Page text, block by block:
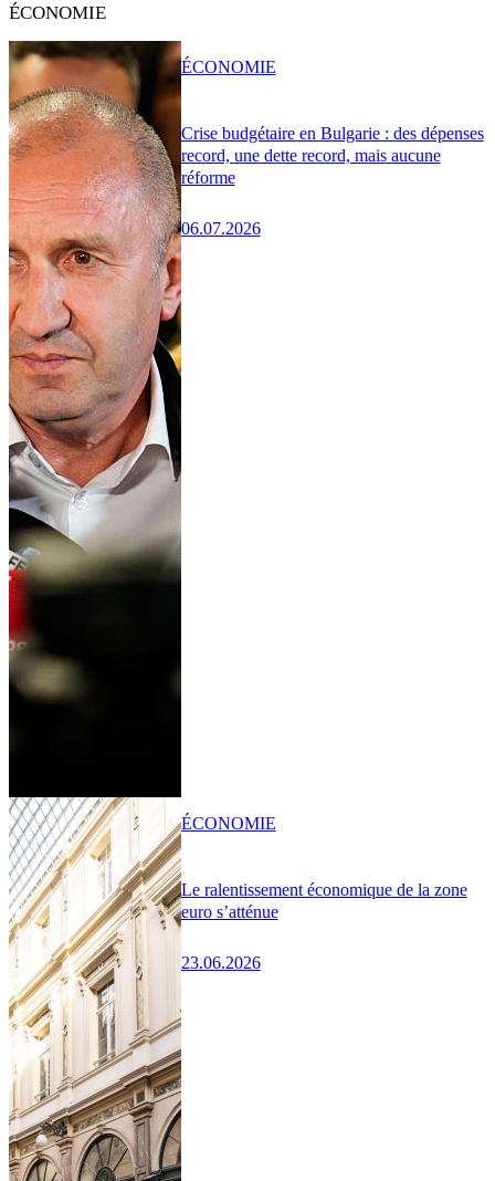
ÉCONOMIE
Crise budgétaire en Bulgarie : des dépenses
record, une dette record, mais aucune
réforme
06.07.2026
ÉCONOMIE
Le ralentissement économique de la zone
euro s’atténue
23.06.2026
ÉCONOMIE